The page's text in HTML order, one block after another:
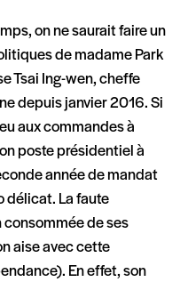
on ne saurait faire un
de madame Park
Tsai Ing-wen, cheffe
depuis janvier 2016. Si
aux commandes à
poste présidentiel à
année de mandat
délicat. La faute
de ses
aise avec cette
En effet, son